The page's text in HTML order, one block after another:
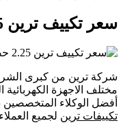
سعر تكييف ترين 2.25 حصان
شركة ترين من كبرى
مختلف الاجهزة
أفضل الوكلاء المتخصصين
تكييفات ترين لجميع